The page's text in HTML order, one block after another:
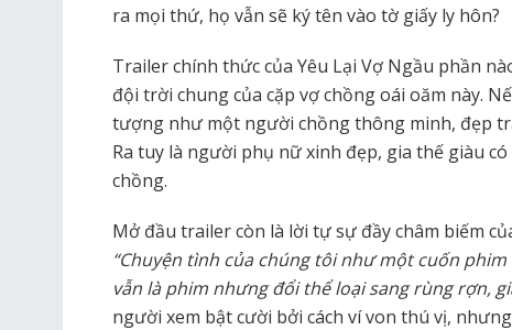
ra mọi thứ, họ vẫn sẽ ký tên vào tờ giấy ly hôn?
Trailer chính thức của Yêu Lại Vợ Ngầu phần
đội trời chung của cặp vợ chồng oái oăm này.
tượng như một người chồng thông minh, đẹp
Ra tuy là người phụ nữ xinh đẹp, gia thế giàu
chồng.
Mở đầu trailer còn là lời tự sự đầy châm biếm
“Chuyện tình của chúng tôi như một cuốn
vẫn là phim nhưng đổi thể loại sang rùng rợn,
người xem bật cười bởi cách ví von thú vị,